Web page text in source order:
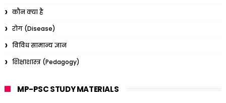
कौन क्या है
रोग (Disease)
विविध सामान्य ज्ञान
शिक्षाशास्त्र (Pedagogy)
MP-PSC STUDY MATERIALS